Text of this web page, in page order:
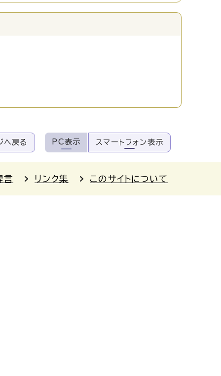
へ戻る PC表示 スマートフォン表示
言 リンク集 このサイトについて